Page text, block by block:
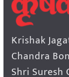
Krishak
Chandra
Shri Suresh